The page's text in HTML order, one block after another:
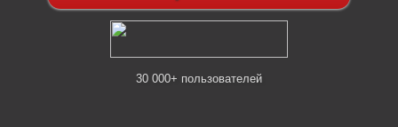
30 000+ пользователей